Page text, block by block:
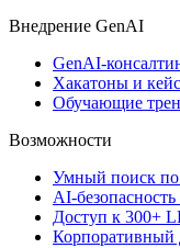
Внедрениe GenAI
GenAI-
Хакатоны и
Обучающие
Возможности
Умный поиск
AI-
Доступ к 300+
Корпоративный